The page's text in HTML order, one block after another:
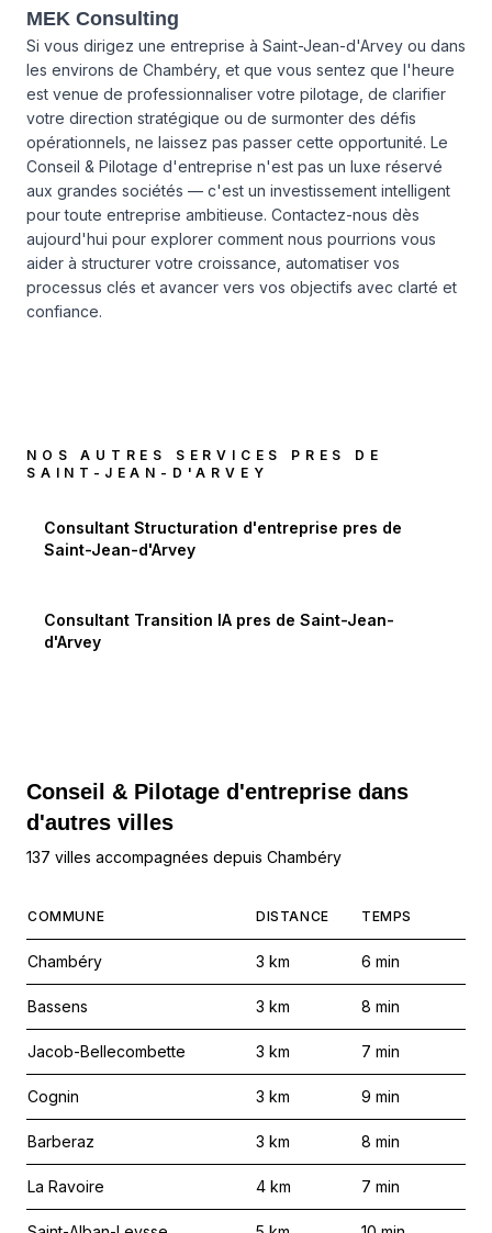
MEK Consulting
Si vous dirigez une entreprise à Saint-Jean-d'Arvey ou dans
les environs de Chambéry, et que vous sentez que l'heure
est venue de professionnaliser votre pilotage, de clarifier
votre direction stratégique ou de surmonter des défis
opérationnels, ne laissez pas passer cette opportunité. Le
Conseil & Pilotage d'entreprise n'est pas un luxe réservé
aux grandes sociétés — c'est un investissement intelligent
pour toute entreprise ambitieuse. Contactez-nous dès
aujourd'hui pour explorer comment nous pourrions vous
aider à structurer votre croissance, automatiser vos
processus clés et avancer vers vos objectifs avec clarté et
confiance.
NOS AUTRES SERVICES PRES DE
SAINT-JEAN-D'ARVEY
Consultant Structuration d'entreprise pres de
Saint-Jean-d'Arvey
Consultant Transition IA pres de Saint-Jean-
d'Arvey
Conseil & Pilotage d'entreprise dans
d'autres villes
137 villes accompagnées depuis Chambéry
COMMUNE DISTANCE TEMPS
Chambéry 3 km 6 min
Bassens 3 km 8 min
Jacob-Bellecombette 3 km 7 min
Cognin 3 km 9 min
Barberaz 3 km 8 min
La Ravoire 4 km 7 min